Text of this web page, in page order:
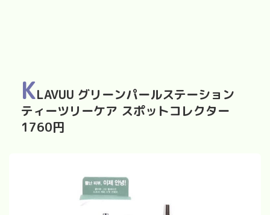
KLAVUU グリーンパールステーション
ティーツリーケア スポットコレクター
1760円